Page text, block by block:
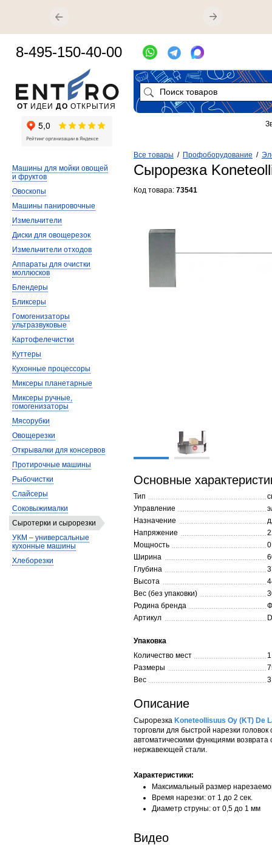
Все товары / Профоборудование /
Сырорезка
Код товара: 73541
Основные
Тип
Управление
Назначение
Напряжение
Мощность
Ширина
Глубина
Высота
Вес (без упаковки)
Родина бренда
Артикул
Упаковка
Количество мест
1
Размеры
Вес
Описание
Сырорезка Koneteollisuus Oy (KT) De
торговли для быстрой нарезки
автоматическими функциями
нержавеющей стали.
Характеристики:
Максимальный размер
Время нарезки: от 1 до 2 сек.
Диаметр струны: от 0,5 до 1 мм
Видео
Машины для мойки овощей
и фруктов
Овоскопы
Машины панировочные
Измельчители
Диски для овощерезок
Измельчители отходов
Аппараты для очистки
моллюсков
Блендеры
Бликсеры
Гомогенизаторы
ультразвуковые
Картофелечистки
Куттеры
Кухонные процессоры
Миксеры планетарные
Миксеры ручные,
гомогенизаторы
Мясорубки
Овощерезки
Открывалки для консервов
Протирочные машины
Рыбочистки
Слайсеры
Соковыжималки
Сыротерки и сырорезки
УКМ – универсальные
кухонные машины
Хлеборезки
ОТ ИДЕИ ДО ОТКРЫТИЯ
8-495-150-40-00